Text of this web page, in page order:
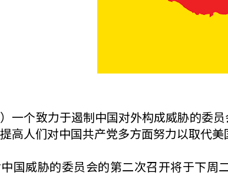
）一个致力于遏制中国对外构成威胁的委
高人们对中国共产党多方面努力以取代
国威胁的委员会的第二次召开将于下